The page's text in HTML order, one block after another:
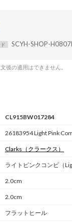
SCYH-SHOP-
後の適用はできません。
CL915BW017284
26183954 Light Pink
Clarks （クラークス）
ライトピンクコンビ（
2.0cm
2.0cm
フラットヒール